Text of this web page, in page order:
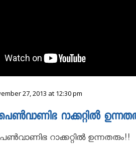
27, 2013 at 12:30 pm
റാക്കറ്റിൽ
റാക്കറ്റിൽ ഉന്നതരും!!